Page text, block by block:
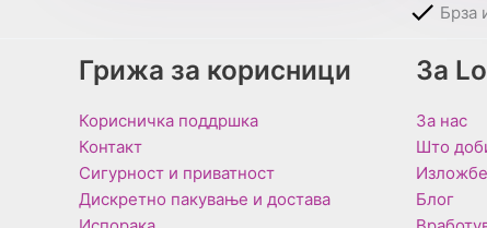
Брза
Грижа за корисници
Корисничка поддршка
Контакт
Сигурност и приватност
Дискретно пакување и достава
За
За нас
Што
Блог